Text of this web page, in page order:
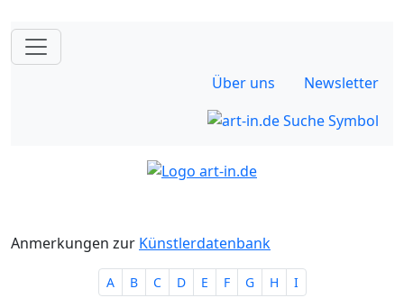
Über uns Newsletter
Anmerkungen zur Künstlerdatenbank
A B C D E F G H I